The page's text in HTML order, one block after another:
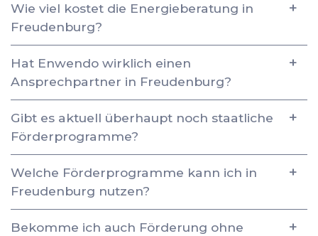
Wie viel kostet die Energieberatung in
Freudenburg?
Hat Enwendo wirklich einen
Ansprechpartner in Freudenburg?
Gibt es aktuell überhaupt noch staatliche
Förderprogramme?
Welche Förderprogramme kann ich in
Freudenburg nutzen?
Bekomme ich auch Förderung ohne